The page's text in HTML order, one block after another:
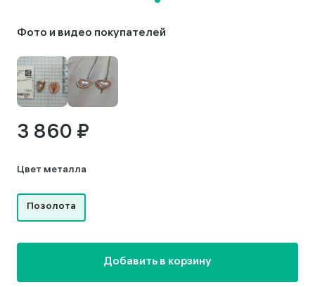
Фото и видео покупателей
3 860 ₽
Цвет металла
Позолота
Добавить в корзину